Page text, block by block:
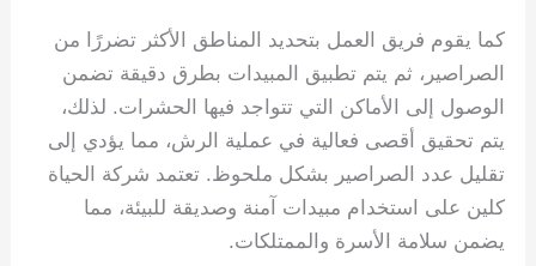
كما يقوم فريق العمل بتحديد المناطق الأكثر تضررًا من
الصراصير، ثم يتم تطبيق المبيدات بطرق دقيقة تضمن
الوصول إلى الأماكن التي تتواجد فيها الحشرات. لذلك،
يتم تحقيق أقصى فعالية في عملية الرش، مما يؤدي إلى
تقليل عدد الصراصير بشكل ملحوظ. تعتمد شركة الحياة
كلين على استخدام مبيدات آمنة وصديقة للبيئة، مما
يضمن سلامة الأسرة والممتلكات.